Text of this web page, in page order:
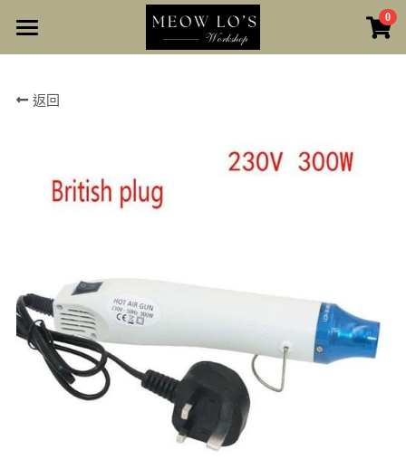
0
Online Shop
工作坊
Nidou Workspace
返回
×
商品分類
所有商品分類